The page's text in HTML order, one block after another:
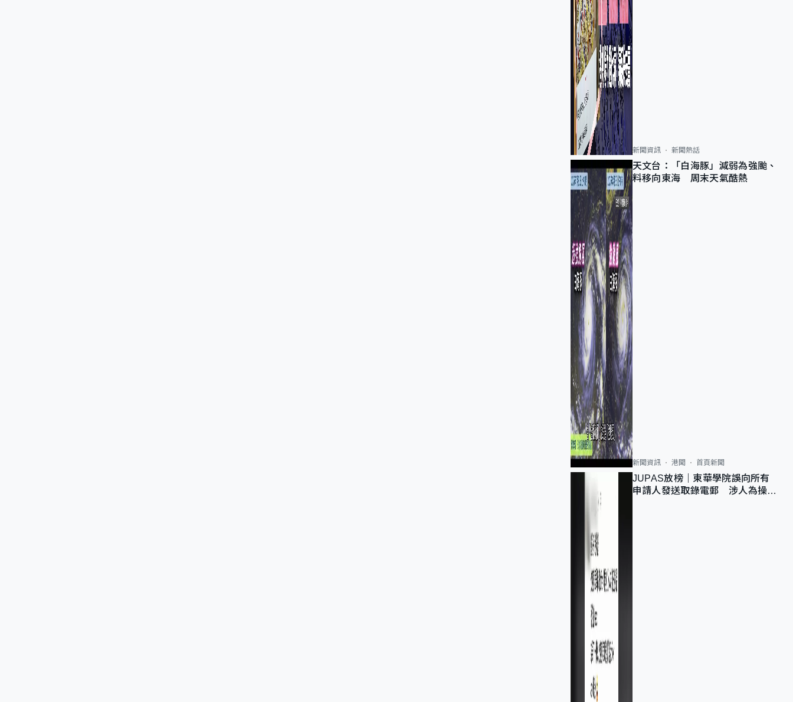
新聞資訊 新聞熱話
天文台：「白海豚」減弱為強颱、
料移向東海 周末天氣酷熱
新聞資訊 港聞 首頁新聞
JUPAS放榜｜東華學院誤向所有
申請人發送取錄電郵 涉人為操作